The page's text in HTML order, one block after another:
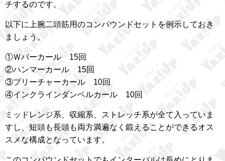
チするのです。
以下に上腕二頭筋用のコンパウンドセットを例示しておき
ましょう。
①Ｗバーカール 15回
②ハンマーカール 15回
③プリーチャーカール 10回
④インクラインダンベルカール 10回
ミッドレンジ系、収縮系、ストレッチ系が全て入っていま
すし、短頭も長頭も両方満遍なく鍛えることができるオス
スメな構成となっています。